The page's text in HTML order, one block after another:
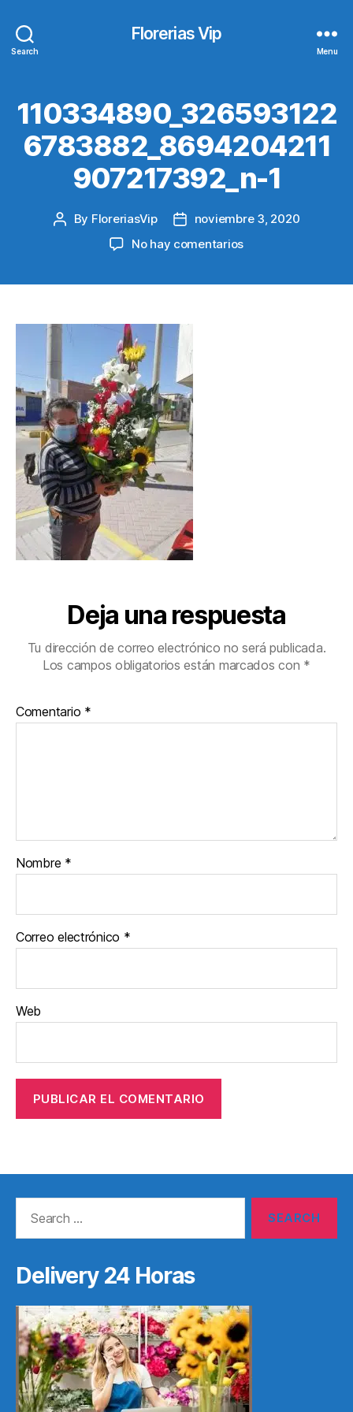
Search
Florerias Vip
Menu
110334890_326593122
6783882_8694204211
907217392_n-1
Post
By FloreriasVip
Postnoviembre 3, 2020
No hay comentariosen
Deja una respuesta
Tu dirección de correo electrónico no será publicada.
Los campos obligatorios están marcados con *
Comentario *
Nombre *
Correo electrónico *
Web
Delivery 24 Horas